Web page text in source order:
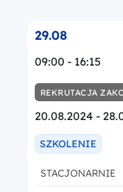
29.08
09:00 - 16:15
REKRUTACJA
20.08.2024 -
SZKOLENIE
STACJONARNIE